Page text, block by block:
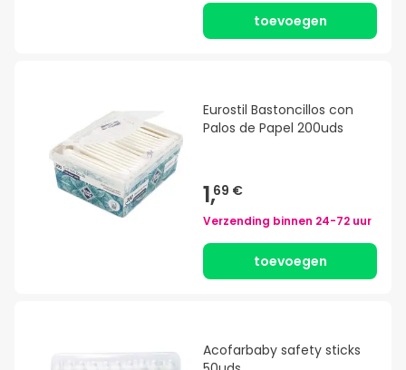
toevoegen
Eurostil Bastoncillos con
Palos de Papel 200uds
1,69 €
Verzending binnen 24-72 uur
toevoegen
Acofarbaby safety sticks